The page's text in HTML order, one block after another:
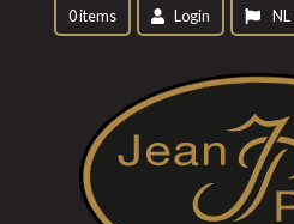
0 items Login NL